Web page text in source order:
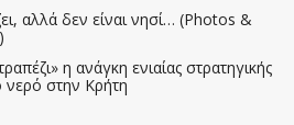
αλλά δεν είναι νησί… (Photos &
η ανάγκη ενιαίας στρατηγικής
νερό στην Κρήτη